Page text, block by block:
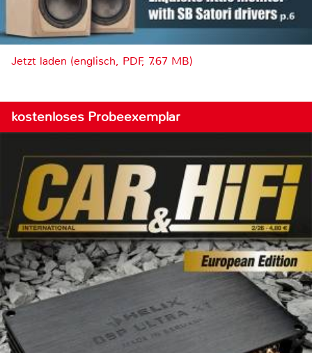
Jetzt laden (englisch, PDF, 7.67 MB)
kostenloses Probeexemplar